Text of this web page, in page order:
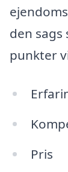
den
punkter
Pris